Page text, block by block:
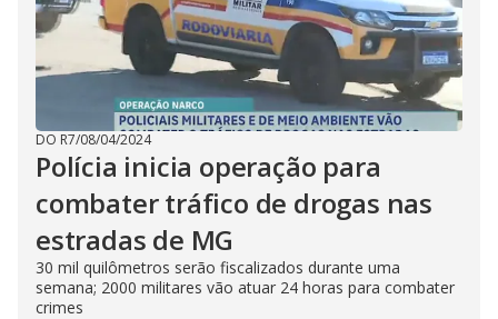
DO R7/08/04/2024
Polícia inicia operação para
combater tráfico de drogas nas
estradas de MG
30 mil quilômetros serão fiscalizados durante uma
semana; 2000 militares vão atuar 24 horas para combater
crimes